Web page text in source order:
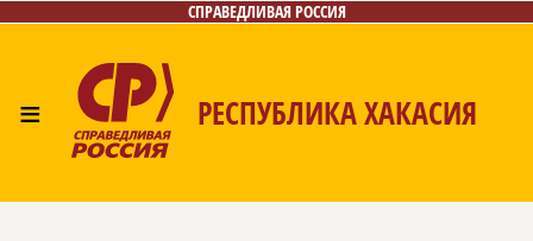
СПРАВЕДЛИВАЯ РОССИЯ
≡ РЕСПУБЛИКА ХАКАСИЯ